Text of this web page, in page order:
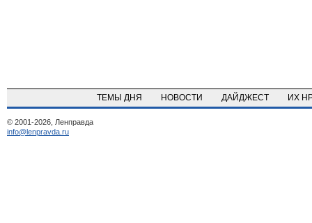
ТЕМЫ ДНЯ НОВОСТИ ДАЙДЖЕСТ ИХ
© 2001-2026, Ленправда
info@lenpravda.ru